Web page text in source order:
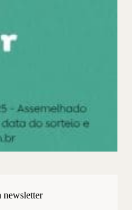
newsletter